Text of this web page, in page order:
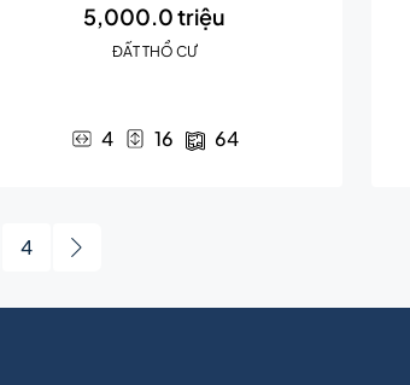
5,000.0 triệu
ĐẤT THỔ CƯ
4 16 64
4